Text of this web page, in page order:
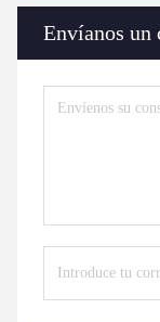
Envíanos un